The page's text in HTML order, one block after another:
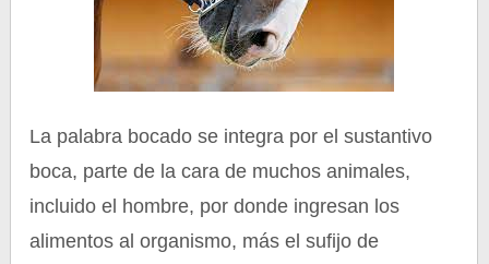
La palabra bocado se integra por el sustantivo
boca, parte de la cara de muchos animales,
incluido el hombre, por donde ingresan los
alimentos al organismo, más el sufijo de